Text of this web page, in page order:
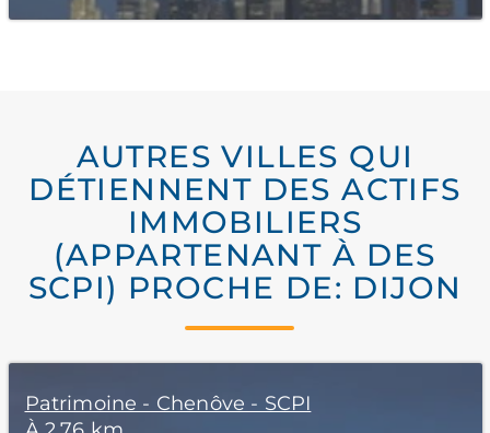
AUTRES VILLES QUI
DÉTIENNENT DES ACTIFS
IMMOBILIERS
(APPARTENANT À DES
SCPI) PROCHE DE: DIJON
Patrimoine - Chenôve - SCPI